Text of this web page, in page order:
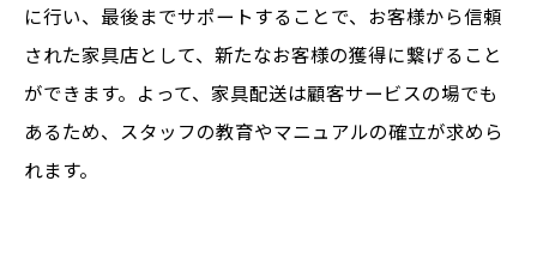
に行い、最後までサポートすることで、お客様から信頼
された家具店として、新たなお客様の獲得に繋げること
ができます。よって、家具配送は顧客サービスの場でも
あるため、スタッフの教育やマニュアルの確立が求めら
れます。